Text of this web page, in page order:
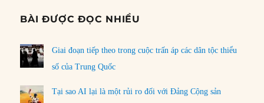
BÀI ĐƯỢC ĐỌC NHIỀU
Giai đoạn tiếp theo trong cuộc trấn áp các dân tộc thiểu
số của Trung Quốc
Tại sao AI lại là một rủi ro đối với Đảng Cộng sản